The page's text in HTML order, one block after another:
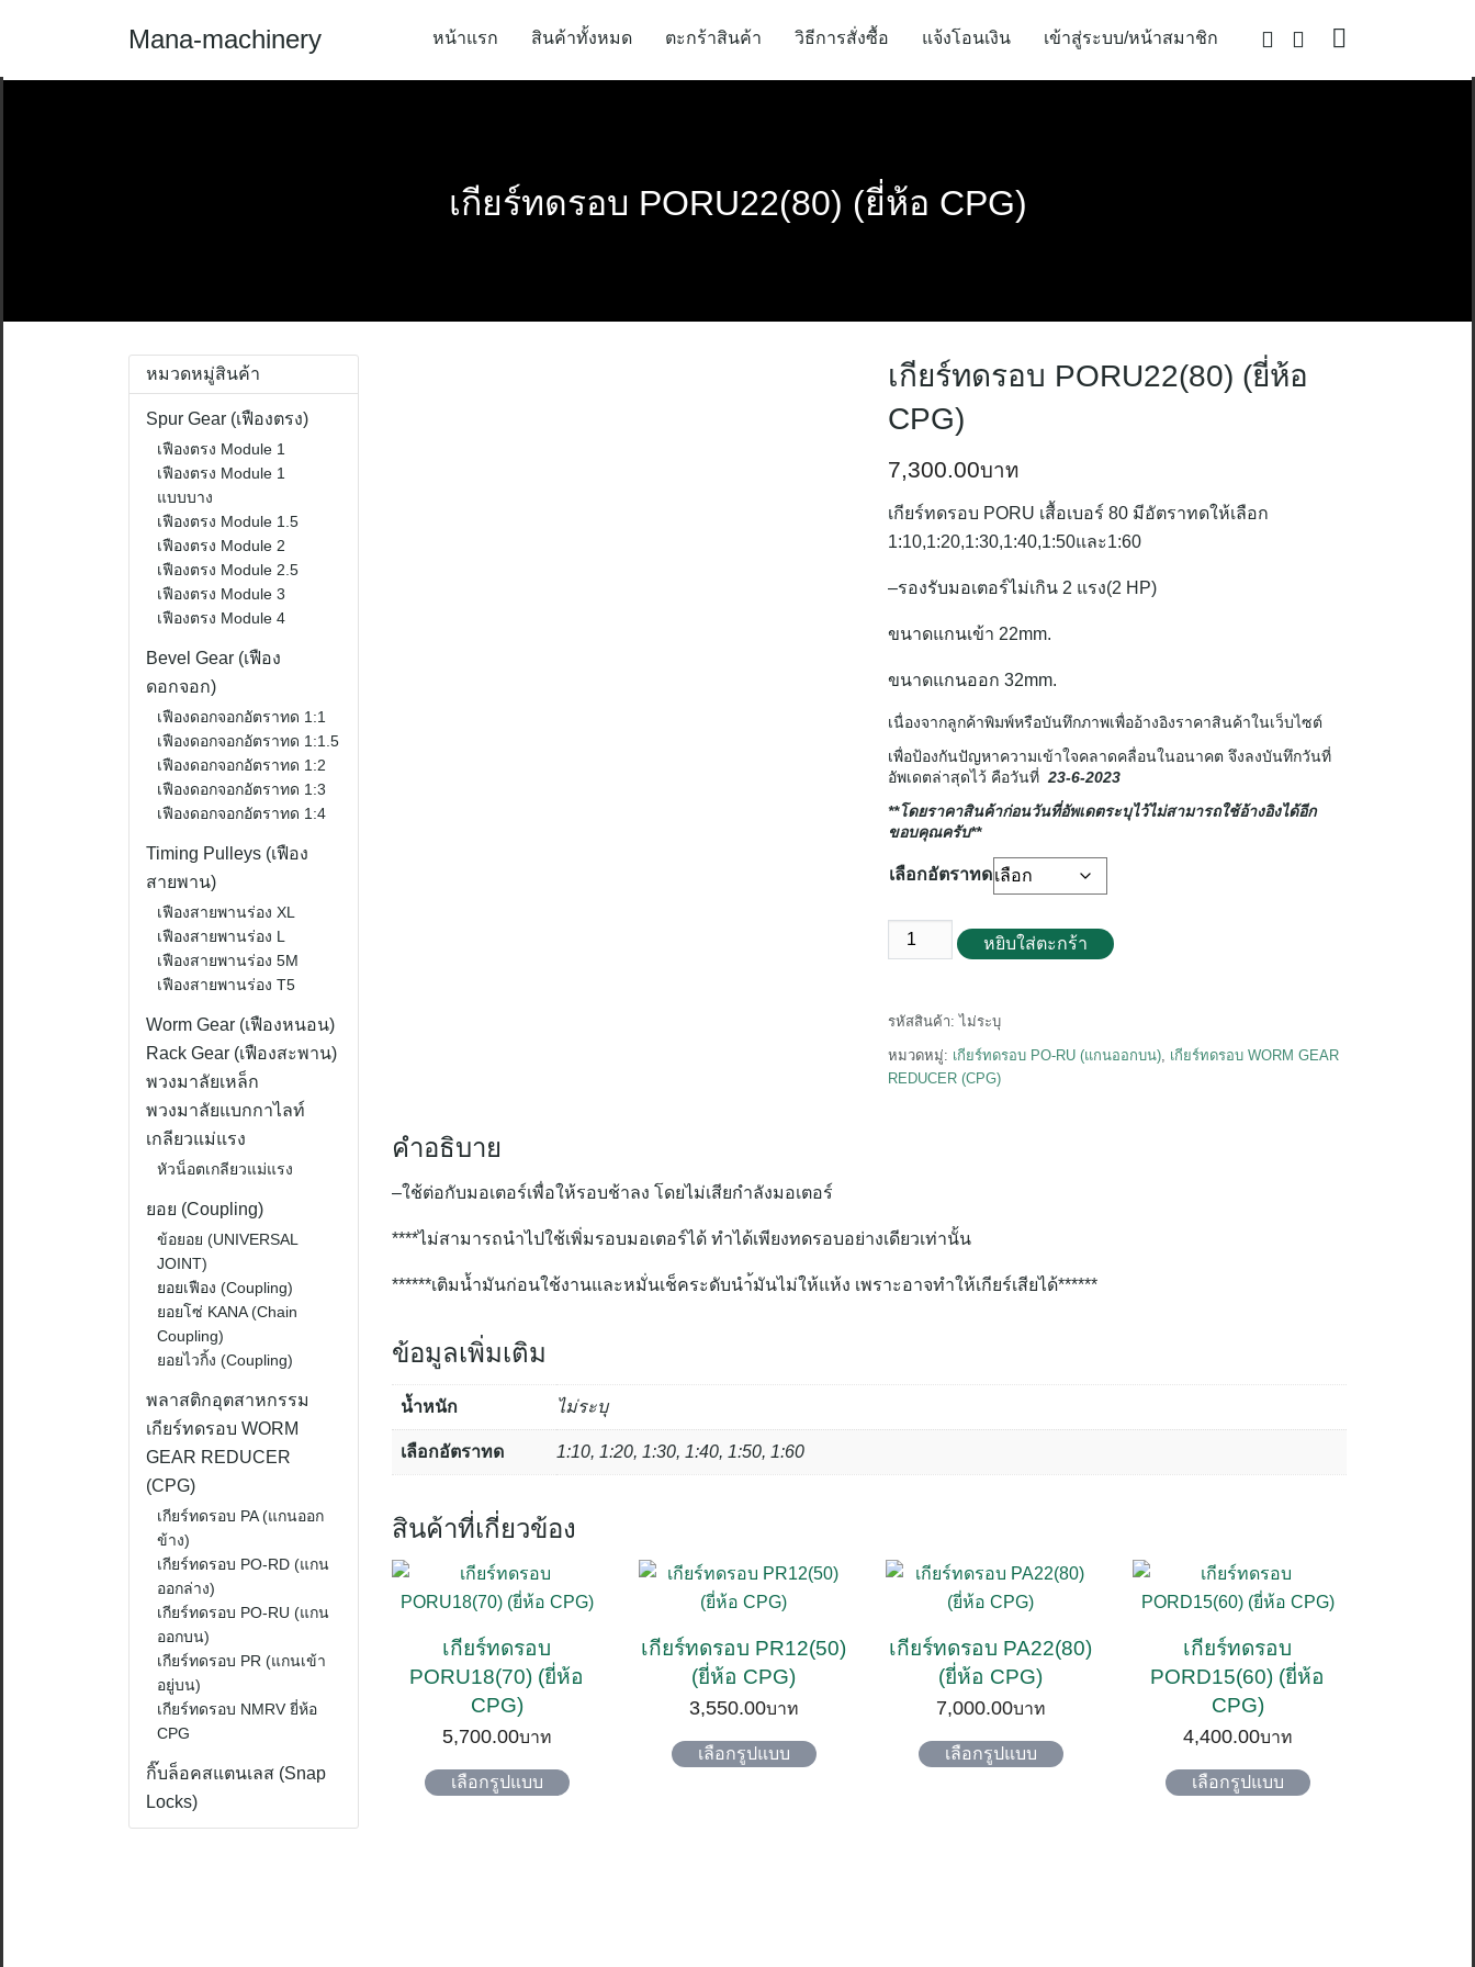
content
Mana-machinery หน้าแรก สินค้าทั้งหมด ตะกร้าสินค้า วิธีการสั่งซื้อ แจ้งโอนเงิน เข้าสู่ระบบ/หน้าสมาชิก
ค้นหา
เกียร์ทดรอบ PORU22(80) (ยี่ห้อ CPG)
เกียร์ทดรอบ PORU22(80) (ยี่ห้อ
CPG)
7,300.00
เกียร์ทดรอบ PORU เสื้อเบอร์ 80 มีอัตราทดให้เลือก
1:10,1:20,1:30,1:40,1:50และ1:60
–รองรับมอเตอร์ไม่เกิน 2 แรง(2 HP)
ขนาดแกนเข้า 22mm.
ขนาดแกนออก 32mm.
เนื่องจากลูกค้าพิมพ์หรือบันทึกภาพเพื่ออ้างอิงราคาสินค้าในเว็บไซต์
เพื่อป้องกันปัญหาความเข้าใจคลาดคลื่อนในอนาคต จึงลงบันทึกวันที่
อัพเดตล่าสุดไว้ คือวันที่23-6-2023
**โดยราคาสินค้าก่อนวันที่อัพเดตระบุไว้ไม่สามารถใช้อ้างอิงได้อีก
ขอบคุณครับ**
เลือกอัตราทด
จำนวน
เกียร์
รอบ
PORU22(80)
(ยี่ห้อ
หยิบใส่ตะกร้า
รหัสสินค้า:ไม่ระบุ
หมวดหมู่: เกียร์ทดรอบ PO-RU (แกนออกบน), เกียร์ทดรอบ WORM GEAR
REDUCER (CPG)
คำอธิบาย
–ใช้ต่อกับมอเตอร์เพื่อให้รอบช้าลง โดยไม่เสียกำลังมอเตอร์
****ไม่สามารถนำไปใช้เพิ่มรอบมอเตอร์ได้ ทำได้เพียงทดรอบอย่างเดียวเท่านั้น
******เติมน้ำมันก่อนใช้งานและหมั่นเช็คระดับนำ้มันไม่ให้แห้ง เพราะอาจทำให้เกียร์เสียได้******
ข้อมูลเพิ่มเติม
น้ำหนัก ไม่ระบุ
เลือกอัตราทด 1:10, 1:20, 1:30, 1:40, 1:50, 1:60
สินค้าที่เกี่ยวข้อง
เกียร์ทดรอบ
PORU18(70) (ยี่ห้อ
CPG)
5,700.00
เลือกรูปแบบ
This
เกียร์ทดรอบ PR12(50)
(ยี่ห้อ CPG)
3,550.00
เลือกรูปแบบ
This
เกียร์ทดรอบ PA22(80)
(ยี่ห้อ CPG)
7,000.00
เลือกรูปแบบ
This
เกียร์ทดรอบ
PORD15(60) (ยี่ห้อ
CPG)
4,400.00
เลือกรูปแบบ
This
หมวดหมู่สินค้า
Spur Gear (เฟืองตรง)
เฟืองตรง Module 1
เฟืองตรง Module 1
แบบบาง
เฟืองตรง Module 1.5
เฟืองตรง Module 2
เฟืองตรง Module 2.5
เฟืองตรง Module 3
เฟืองตรง Module 4
Bevel Gear (เฟือง
ดอกจอก)
เฟืองดอกจอกอัตราทด 1:1
เฟืองดอกจอกอัตราทด 1:1.5
เฟืองดอกจอกอัตราทด 1:2
เฟืองดอกจอกอัตราทด 1:3
เฟืองดอกจอกอัตราทด 1:4
Timing Pulleys (เฟือง
สายพาน)
เฟืองสายพานร่อง XL
เฟืองสายพานร่อง L
เฟืองสายพานร่อง 5M
เฟืองสายพานร่อง T5
Worm Gear (เฟืองหนอน)
Rack Gear (เฟืองสะพาน)
พวงมาลัยเหล็ก
พวงมาลัยแบกกาไลท์
เกลียวแม่แรง
หัวน็อตเกลียวแม่แรง
ยอย (Coupling)
ข้อยอย (UNIVERSAL
JOINT)
ยอยเฟือง (Coupling)
ยอยโซ่ KANA (Chain
Coupling)
ยอยไวกิ้ง (Coupling)
พลาสติกอุตสาหกรรม
เกียร์ทดรอบ WORM
GEAR REDUCER
(CPG)
เกียร์ทดรอบ PA (แกนออก
ข้าง)
เกียร์ทดรอบ PO-RD (แกน
ออกล่าง)
เกียร์ทดรอบ PO-RU (แกน
ออกบน)
เกียร์ทดรอบ PR (แกนเข้า
อยู่บน)
เกียร์ทดรอบ NMRV ยี่ห้อ
CPG
กิ๊บล็อคสแตนเลส (Snap
Locks)